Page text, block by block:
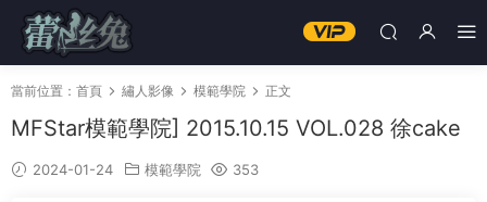
當前位置： 首頁 繡人影像 模範學院 正文
MFStar模範學院] 2015.10.15 VOL.028 徐cake
2024-01-24 模範學院 353